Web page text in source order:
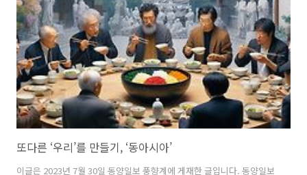
또다른 ‘우리’를 만들기, ‘동아시아’
이글은 2023년 7월 30일 동양일보 풍향계에 게재한 글입니다. 동양일보